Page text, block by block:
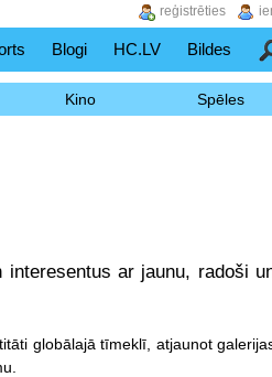
Blogi HC.LV Bildes
Kino Spēles
ar jaunu, radoši
globālajā tīmeklī, atjaunot
reģistrēties